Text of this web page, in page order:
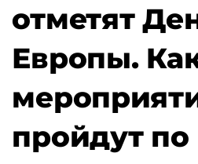
отметят
Европы.
пройдут по